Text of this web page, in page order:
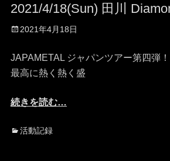
2021/4/18(Sun) 田川
投
日
2021年4月18日
JAPAMETAL ジャパンツアー第四弾
最高に熱く熱く盛
続きを読む…
カ活動記録